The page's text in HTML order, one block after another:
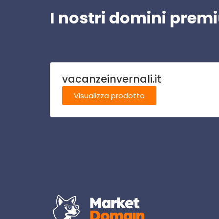
I nostri domini
vacanzeinvernali.it
Visualizza prodotto